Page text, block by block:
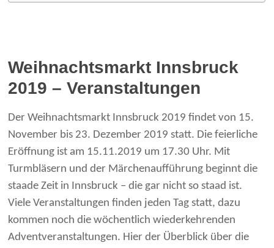
Weihnachtsmarkt Innsbruck
2019 – Veranstaltungen
Der Weihnachtsmarkt Innsbruck 2019 findet von 15.
November bis 23. Dezember 2019 statt. Die feierliche
Eröffnung ist am 15.11.2019 um 17.30 Uhr. Mit
Turmbläsern und der Märchenaufführung beginnt die
staade Zeit in Innsbruck – die gar nicht so staad ist.
Viele Veranstaltungen finden jeden Tag statt, dazu
kommen noch die wöchentlich wiederkehrenden
Adventveranstaltungen. Hier der Überblick über die